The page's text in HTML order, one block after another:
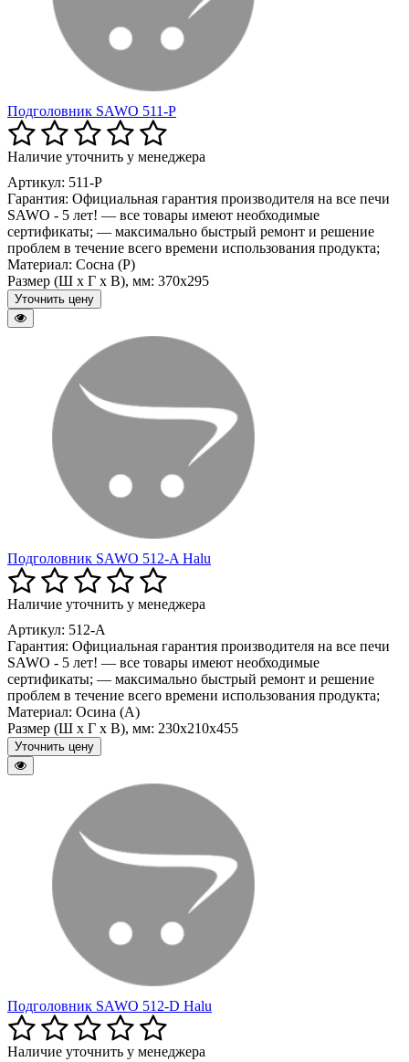
Подголовник SAWO 511-P
Наличие уточнить у менеджера
Артикул: 511-P
Гарантия: Официальная гарантия производителя на все печи
SAWO - 5 лет! — все товары имеют необходимые
сертификаты; — максимально быстрый ремонт и решение
проблем в течение всего времени использования продукта;
Материал: Сосна (P)
Размер (Ш x Г x В), мм: 370x295
Уточнить цену
Подголовник SAWO 512-A Halu
Наличие уточнить у менеджера
Артикул: 512-A
Гарантия: Официальная гарантия производителя на все печи
SAWO - 5 лет! — все товары имеют необходимые
сертификаты; — максимально быстрый ремонт и решение
проблем в течение всего времени использования продукта;
Материал: Осина (A)
Размер (Ш x Г x В), мм: 230x210x455
Уточнить цену
Подголовник SAWO 512-D Halu
Наличие уточнить у менеджера